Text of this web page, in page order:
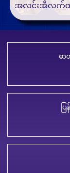
အလင်းအီလက်ထ
ဓ
ပ